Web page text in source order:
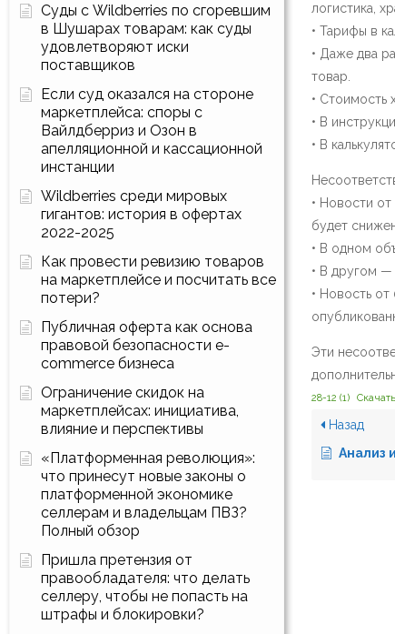
Суды с Wildberries по сгоревшим
в Шушарах товарам: как суды
удовлетворяют иски
поставщиков
Если суд оказался на стороне
маркетплейса: споры с
Вайлдберриз и Озон в
апелляционной и кассационной
инстанции
Wildberries среди мировых
гигантов: история в офертах
2022-2025
Как провести ревизию товаров
на маркетплейсе и посчитать все
потери?
Публичная оферта как основа
правовой безопасности e-
commerce бизнеса
Ограничение скидок на
маркетплейсах: инициатива,
влияние и перспективы
«Платформенная революция»:
что принесут новые законы о
платформенной экономике
селлерам и владельцам ПВЗ?
Полный обзор
Пришла претензия от
правообладателя: что делать
селлеру, чтобы не попасть на
штрафы и блокировки?
логистика,
• Тарифы в
• Даже два
товар.
• Стоимость
• В
• В
• Новости
будет
• В одном
• В другом —
• Новость
Эти
28-12 (1) Скачать
Назад
Анализ